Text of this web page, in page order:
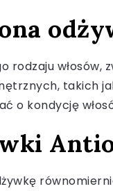
włosów,
takich
o kondycję